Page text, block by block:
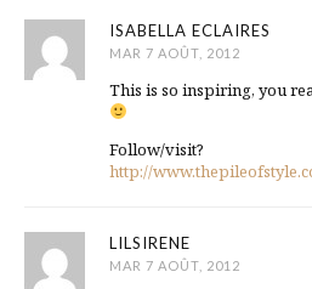
ISABELLA ECLAIRES
MAR 7 AOÛT, 2012
This is so inspiring, you
Follow/visit?
http://
LILSIRENE
MAR 7 AOÛT, 2012